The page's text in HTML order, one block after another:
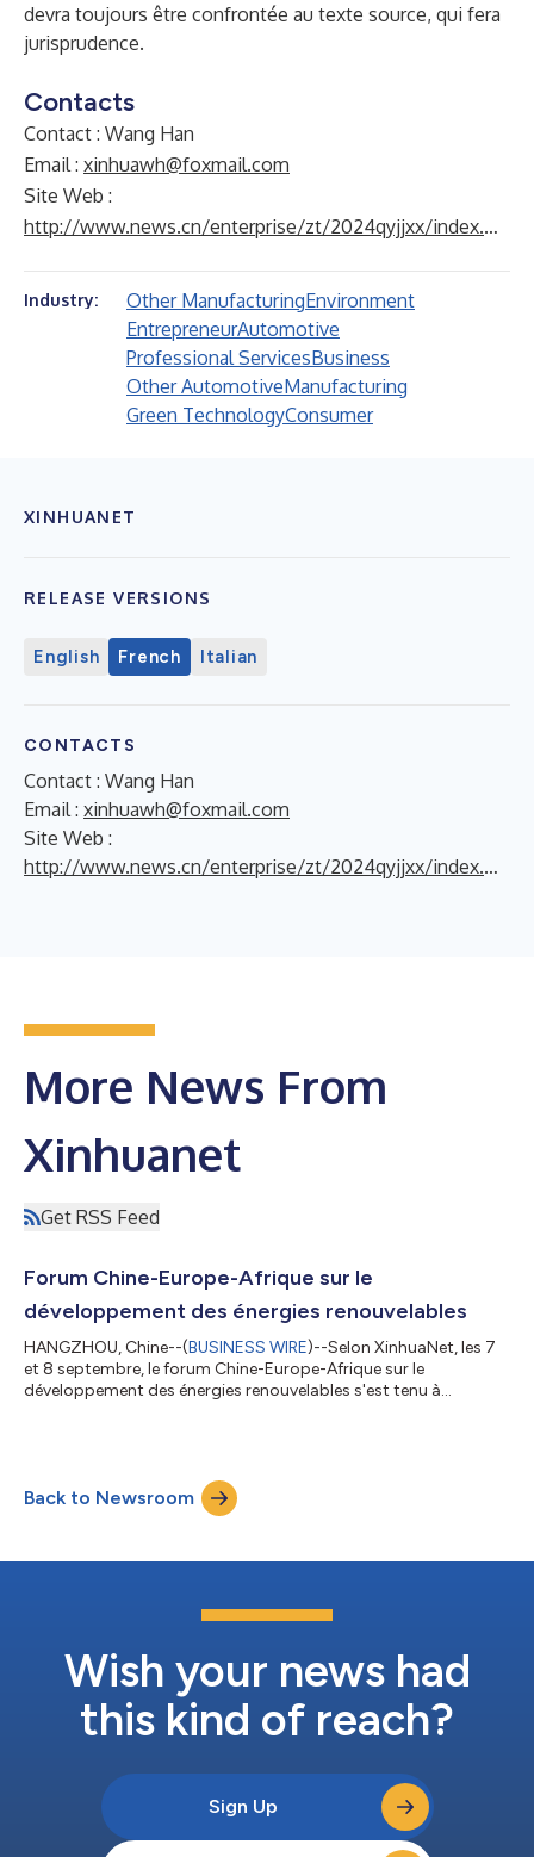
devra toujours être confrontée au texte source, qui fera
jurisprudence.
Contacts
Contact : Wang Han
Email : xinhuawh@foxmail.com
Site Web :
http://www.news.cn/enterprise/zt/2024qyjjxx/index.html
Industry: Other ManufacturingEnvironment
EntrepreneurAutomotive
Professional ServicesBusiness
Other AutomotiveManufacturing
Green TechnologyConsumer
XINHUANET
RELEASE VERSIONS
English French Italian
CONTACTS
Contact : Wang Han
Email : xinhuawh@foxmail.com
Site Web :
http://www.news.cn/enterprise/zt/2024qyjjxx/index.html
More News From
Xinhuanet
Get RSS Feed
Forum Chine-Europe-Afrique sur le
développement des énergies renouvelables
HANGZHOU, Chine--(BUSINESS WIRE)--Selon XinhuaNet, les 7
et 8 septembre, le forum Chine-Europe-Afrique sur le
développement des énergies renouvelables s'est tenu à
région Chine-Europe-Afrique ». Ce forum est accueilli par
l'Association Chine-UE et l'Association populaire de la province
du Zhejiang pour l'amitié avec les pays étrangers, d...
Back to Newsroom
Wish your news had
this kind of reach?
Sign Up